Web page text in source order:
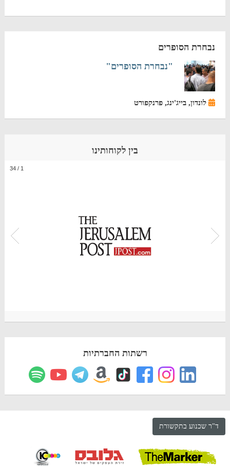
נבחרת הסופרים
"נבחרת הסופרים"
לונדון, בייג'ינג, פרנקפורט
בין לקוחותינו
1
/
34
רשתות החברתיות
ד"ר שכנוע בתקשורת